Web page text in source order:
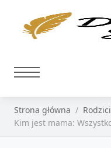
Strona główna
Kim jest mama: